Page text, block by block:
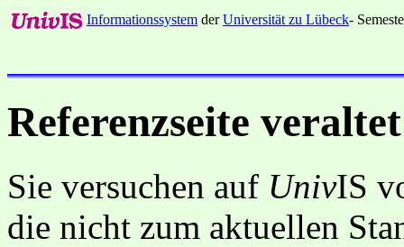
Informationssystem derUniversität zu Lübeck-
Referenzseite veraltet
Sie versuchen auf UnivIS
die nicht zum aktuellen